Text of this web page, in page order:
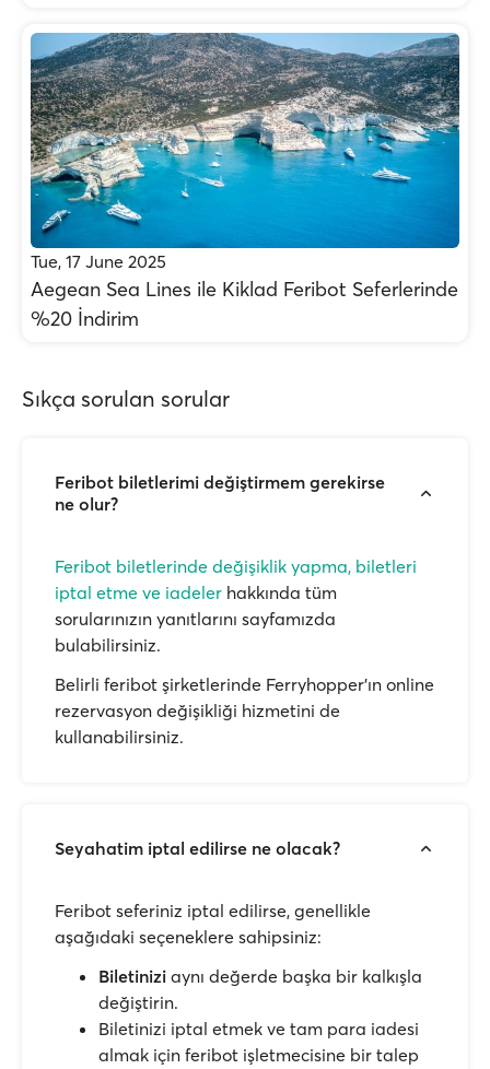
Tue, 17 June 2025
Aegean Sea Lines ile Kiklad Feribot Seferlerinde
%20 İndirim
Sıkça sorulan sorular
Feribot biletlerimi değiştirmem gerekirse
ne olur?
Feribot biletlerinde değişiklik yapma, biletleri
iptal etme ve iadeler hakkında tüm
sorularınızın yanıtlarını sayfamızda
bulabilirsiniz.
Belirli feribot şirketlerinde Ferryhopper'ın online
rezervasyon değişikliği hizmetini de
kullanabilirsiniz.
Seyahatim iptal edilirse ne olacak?
Feribot seferiniz iptal edilirse, genellikle
aşağıdaki seçeneklere sahipsiniz:
Biletinizi aynı değerde başka bir kalkışla
değiştirin.
Biletinizi iptal etmek ve tam para iadesi
almak için feribot işletmecisine bir talep